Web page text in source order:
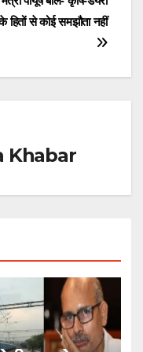
के हितों से कोई समझौता नहीं
Khabar